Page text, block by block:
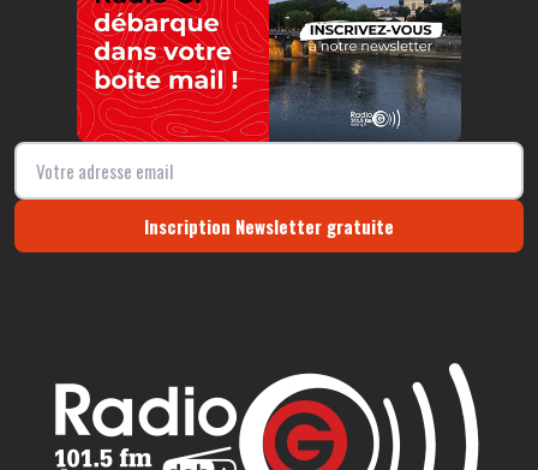
Inscription Newsletter gratuite